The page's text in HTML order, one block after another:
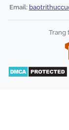
Email:
Trang